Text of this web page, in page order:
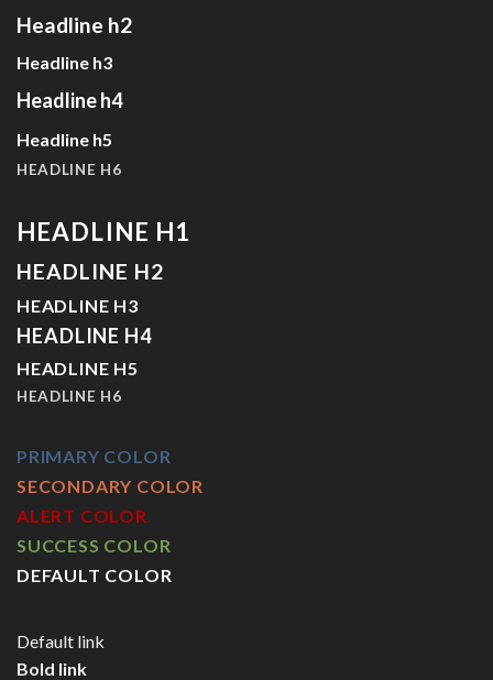
Headline h2
Headline h3
Headline h4
Headline h5
HEADLINE H6
HEADLINE H1
HEADLINE H2
HEADLINE H3
HEADLINE H4
HEADLINE H5
HEADLINE H6
PRIMARY COLOR
SECONDARY COLOR
ALERT COLOR
SUCCESS COLOR
DEFAULT COLOR
Default link
Bold link